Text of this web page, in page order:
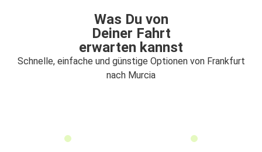
Was Du von
Deiner Fahrt
erwarten kannst
Schnelle, einfache und günstige Optionen von Frankfurt
nach Murcia